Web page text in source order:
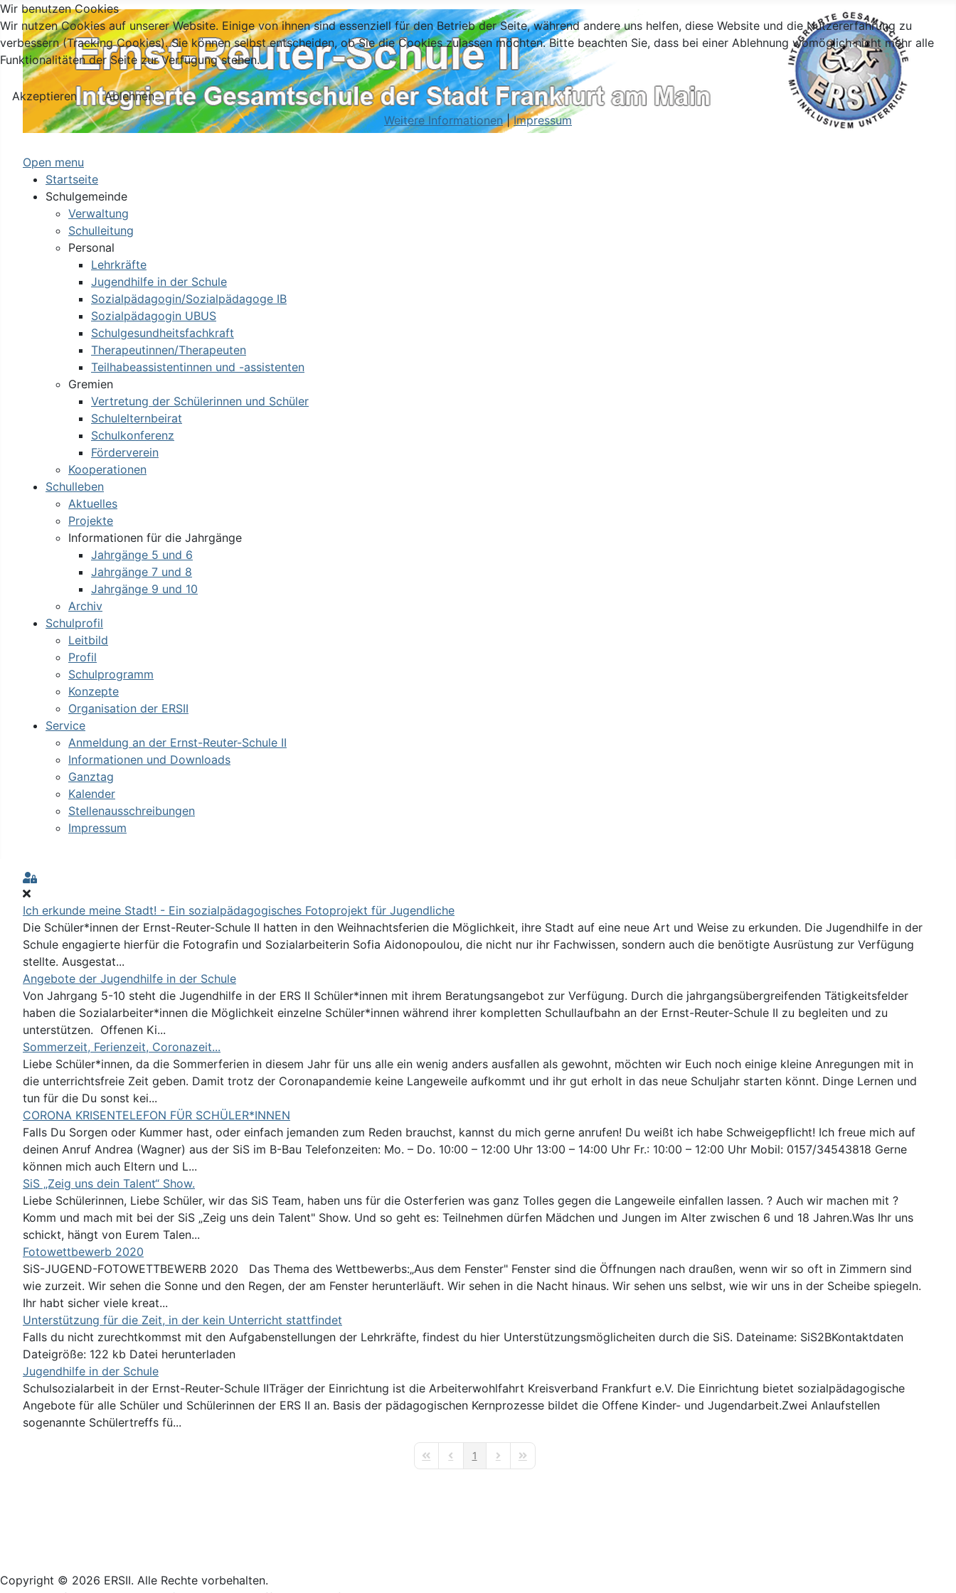
Open menu
Startseite
Schulgemeinde
Verwaltung
Schulleitung
Personal
Lehrkräfte
Jugendhilfe in der Schule
Sozialpädagogin/Sozialpädagoge IB
Sozialpädagogin UBUS
Schulgesundheitsfachkraft
Therapeutinnen/Therapeuten
Teilhabeassistentinnen und -assistenten
Gremien
Vertretung der Schülerinnen und Schüler
Schulelternbeirat
Schulkonferenz
Förderverein
Kooperationen
Schulleben
Aktuelles
Projekte
Informationen für die Jahrgänge
Jahrgänge 5 und 6
Jahrgänge 7 und 8
Jahrgänge 9 und 10
Archiv
Schulprofil
Leitbild
Profil
Schulprogramm
Konzepte
Organisation der ERSII
Service
Anmeldung an der Ernst-Reuter-Schule II
Informationen und Downloads
Ganztag
Kalender
Stellenausschreibungen
Impressum
Sign In
Ich erkunde meine Stadt! - Ein sozialpädagogisches Fotoprojekt für Jugendliche
Die Schüler*innen der Ernst-Reuter-Schule II hatten in den Weihnachtsferien die Möglichkeit, ihre Stadt auf eine neue Art und Weise zu erkunden. Die Jugendhilfe in der
Schule engagierte hierfür die Fotografin und Sozialarbeiterin Sofia Aidonopoulou, die nicht nur ihr Fachwissen, sondern auch die benötigte Ausrüstung zur Verfügung
stellte. Ausgestat...
Angebote der Jugendhilfe in der Schule
Von Jahrgang 5-10 steht die Jugendhilfe in der ERS II Schüler*innen mit ihrem Beratungsangebot zur Verfügung. Durch die jahrgangsübergreifenden Tätigkeitsfelder
haben die Sozialarbeiter*innen die Möglichkeit einzelne Schüler*innen während ihrer kompletten Schullaufbahn an der Ernst-Reuter-Schule II zu begleiten und zu
unterstützen. Offenen Ki...
Sommerzeit, Ferienzeit, Coronazeit...
Liebe Schüler*innen, da die Sommerferien in diesem Jahr für uns alle ein wenig anders ausfallen als gewohnt, möchten wir Euch noch einige kleine Anregungen mit in
die unterrichtsfreie Zeit geben. Damit trotz der Coronapandemie keine Langeweile aufkommt und ihr gut erholt in das neue Schuljahr starten könnt. Dinge Lernen und
tun für die Du sonst kei...
CORONA KRISENTELEFON FÜR SCHÜLER*INNEN
Falls Du Sorgen oder Kummer hast, oder einfach jemanden zum Reden brauchst, kannst du mich gerne anrufen! Du weißt ich habe Schweigepflicht! Ich freue mich auf
deinen Anruf Andrea (Wagner) aus der SiS im B-Bau Telefonzeiten: Mo. – Do. 10:00 – 12:00 Uhr 13:00 – 14:00 Uhr Fr.: 10:00 – 12:00 Uhr Mobil: 0157/34543818 Gerne
können mich auch Eltern und L...
SiS „Zeig uns dein Talent“ Show.
Liebe Schülerinnen, Liebe Schüler, wir das SiS Team, haben uns für die Osterferien was ganz Tolles gegen die Langeweile einfallen lassen. ? Auch wir machen mit ?
Komm und mach mit bei der SiS „Zeig uns dein Talent" Show. Und so geht es: Teilnehmen dürfen Mädchen und Jungen im Alter zwischen 6 und 18 Jahren.Was Ihr uns
schickt, hängt von Eurem Talen...
Fotowettbewerb 2020
SiS-JUGEND-FOTOWETTBEWERB 2020 Das Thema des Wettbewerbs:„Aus dem Fenster" Fenster sind die Öffnungen nach draußen, wenn wir so oft in Zimmern sind
wie zurzeit. Wir sehen die Sonne und den Regen, der am Fenster herunterläuft. Wir sehen in die Nacht hinaus. Wir sehen uns selbst, wie wir uns in der Scheibe spiegeln.
Ihr habt sicher viele kreat...
Unterstützung für die Zeit, in der kein Unterricht stattfindet
Falls du nicht zurechtkommst mit den Aufgabenstellungen der Lehrkräfte, findest du hier Unterstützungsmöglicheiten durch die SiS. Dateiname: SiS2BKontaktdaten
Dateigröße: 122 kb Datei herunterladen
Jugendhilfe in der Schule
Schulsozialarbeit in der Ernst-Reuter-Schule IITräger der Einrichtung ist die Arbeiterwohlfahrt Kreisverband Frankfurt e.V. Die Einrichtung bietet sozialpädagogische
Angebote für alle Schüler und Schülerinnen der ERS II an. Basis der pädagogischen Kernprozesse bildet die Offene Kinder- und Jugendarbeit.Zwei Anlaufstellen
sogenannte Schülertreffs fü...
First PagePrevious Page
1 Next PageLast Page
Copyright © 2026 ERSII. Alle Rechte vorbehalten.
Wir benutzen Cookies
Wir nutzen Cookies auf unserer Website. Einige von ihnen sind essenziell für den Betrieb der Seite, während andere uns helfen, diese Website und die Nutzererfahrung zu
verbessern (Tracking Cookies). Sie können selbst entscheiden, ob Sie die Cookies zulassen möchten. Bitte beachten Sie, dass bei einer Ablehnung womöglich nicht mehr alle
Funktionalitäten der Seite zur Verfügung stehen.
Akzeptieren
Ablehnen
Weitere Informationen|Impressum